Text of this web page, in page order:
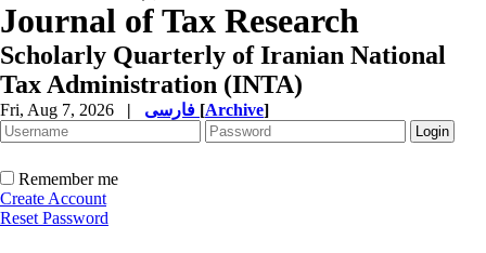
Journal of Tax Research
Scholarly Quarterly of Iranian National
Tax Administration (INTA)
Fri, Aug 7, 2026 | [Archive]
Remember me
Create Account
Reset Password